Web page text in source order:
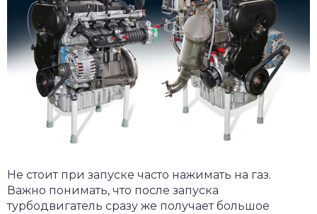
Не стоит при запуске часто нажимать на газ.
Важно понимать, что после запуска
турбодвигатель сразу же получает большое